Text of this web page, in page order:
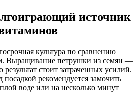
источник
культура по сравнению
Выращивание петрушки из семян —
стоит затраченных усилий.
рекомендуется замочить
воде или на несколько минут